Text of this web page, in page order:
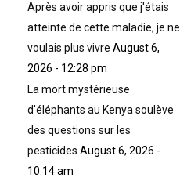
Après avoir appris que j'étais
atteinte de cette maladie, je ne
voulais plus vivre August 6,
2026 - 12:28 pm
La mort mystérieuse
d'éléphants au Kenya soulève
des questions sur les
pesticides August 6, 2026 -
10:14 am